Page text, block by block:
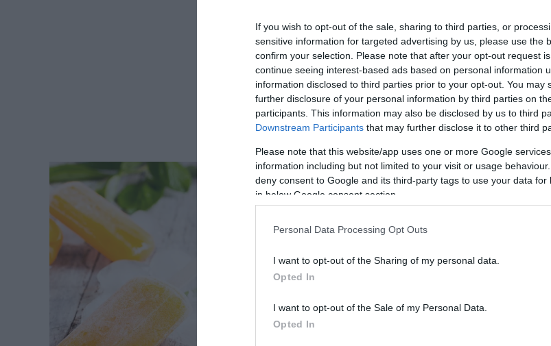
If you wish to opt-out of the sale, sharing to third parties, or
sensitive information for targeted advertising by us, please use the
confirm your selection. Please note that after your opt-out request
continue seeing interest-based ads based on personal information
information disclosed to third parties prior to your opt-out. You may
further disclosure of your personal information by third parties on
participants. This information may also be disclosed by us to third
Downstream Participants that may further disclose it to other third
Please note that this website/app uses one or more Google
information including but not limited to your visit or usage
deny consent to Google and its third-party tags to use your data for
in below Google consent section.
Personal Data Processing Opt Outs
I want to opt-out of the Sharing of my personal data.
Opted In
I want to opt-out of the Sale of my Personal Data.
Opted In